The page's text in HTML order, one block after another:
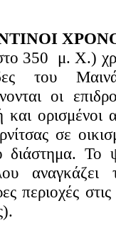
350 μ. Χ.)
του
οι
και ορισμένοι
σε
διάστημα. Το
αναγκάζει
περιοχές